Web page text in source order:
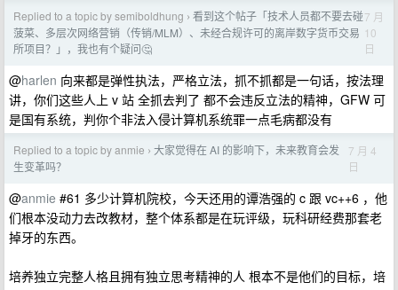
Replied to a topic by semiboldhung › 看到这个帖子「技术人员都不要去碰
菠菜、多层次网络营销（传销/MLM）、未经合规许可的离岸数字货币交易
所项目？」，我也有个疑问🤔
7 月
10
日
@harlen 向来都是弹性执法，严格立法，抓不抓都是一句话，按法理
讲，你们这些人上 v 站 全抓去判了 都不会违反立法的精神，GFW 可
是国有系统，判你个非法入侵计算机系统罪一点毛病都没有
Replied to a topic by anmie › 大家觉得在 AI 的影响下，未来教育会发
生变革吗？
7 月 4
日
@anmie #61 多少计算机院校，今天还用的谭浩强的 c 跟 vc++6 ，他
们根本没动力去改教材，整个体系都是在玩评级，玩科研经费那套老
掉牙的东西。
培养独立完整人格且拥有独立思考精神的人 根本不是他们的目标，培